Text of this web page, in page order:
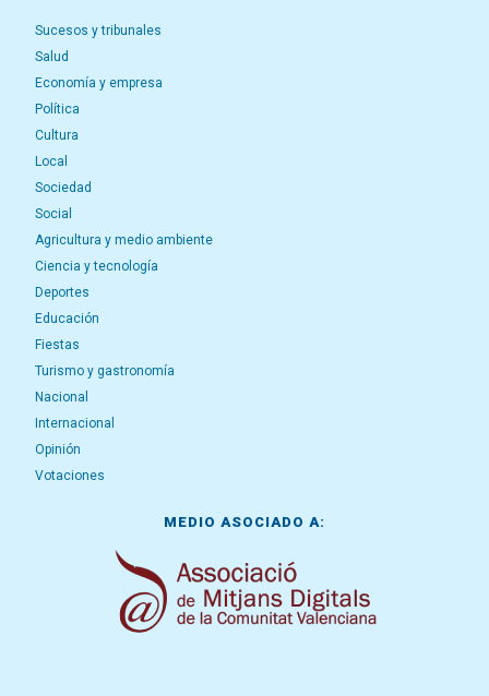
Sucesos y tribunales
Salud
Economía y empresa
Política
Cultura
Local
Sociedad
Social
Agricultura y medio ambiente
Ciencia y tecnología
Deportes
Educación
Fiestas
Turismo y gastronomía
Nacional
Internacional
Opinión
Votaciones
MEDIO ASOCIADO A: